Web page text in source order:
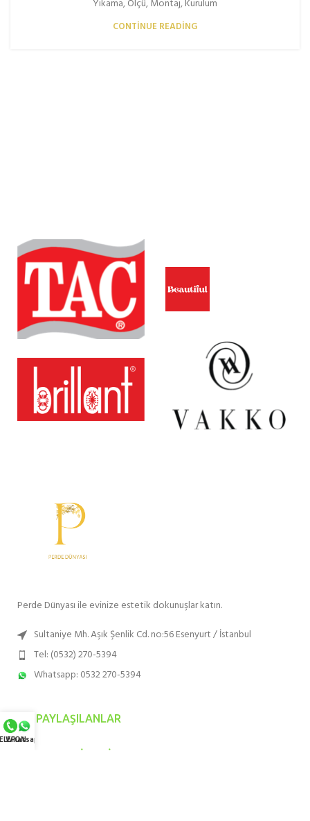
Yıkama, Ölçü, Montaj, Kurulum
CONTINUE READING
Perde Dünyası ile evinize estetik dokunuşlar katın.
Sultaniye Mh. Aşık Şenlik Cd. no:56 Esenyurt / İstanbul
Tel: (0532) 270-5394
Whatsapp: 0532 270-5394
SON PAYLAŞILANLAR
Whatsapp